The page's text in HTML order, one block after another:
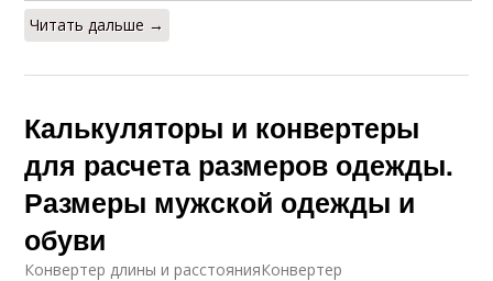
Читать дальше →
Калькуляторы и конвертеры
для расчета размеров одежды.
Размеры мужской одежды и
обуви
Конвертер длины и расстоянияКонвертер